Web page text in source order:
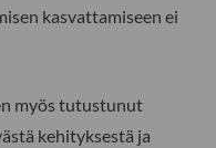
kasvattamiseen ei
myös tutustunut
kehityksestä ja